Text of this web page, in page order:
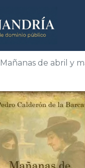
Mañanas de abril y